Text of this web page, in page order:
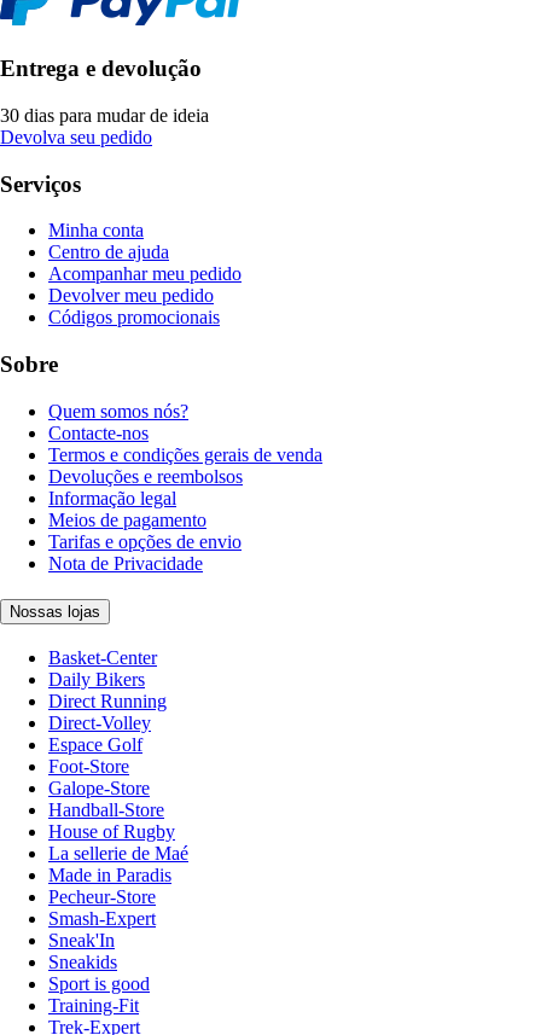
Entrega e devolução
30 dias para mudar de ideia
Devolva seu pedido
Serviços
Minha conta
Centro de ajuda
Acompanhar meu pedido
Devolver meu pedido
Códigos promocionais
Sobre
Quem somos nós?
Contacte-nos
Termos e condições gerais de venda
Devoluções e reembolsos
Informação legal
Meios de pagamento
Tarifas e opções de envio
Nota de Privacidade
Nossas lojas
Basket-Center
Daily Bikers
Direct Running
Direct-Volley
Espace Golf
Foot-Store
Galope-Store
Handball-Store
House of Rugby
La sellerie de Maé
Made in Paradis
Pecheur-Store
Smash-Expert
Sneak'In
Sneakids
Sport is good
Training-Fit
Trek-Expert